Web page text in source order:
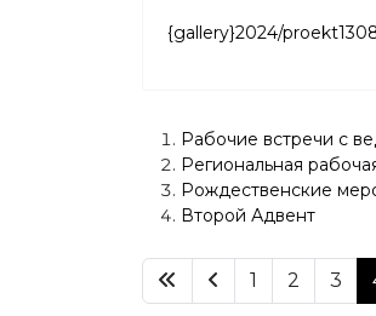
{gallery}2024/
Рабочие встречи с
Региональная
Рождественские
Второй Адвент
1 2 3